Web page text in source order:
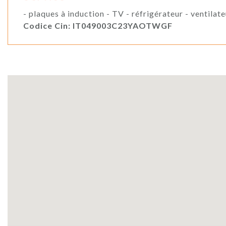
- plaques à induction - TV - réfrigérateur -
Codice Cin: IT049003C23YAOTWGF